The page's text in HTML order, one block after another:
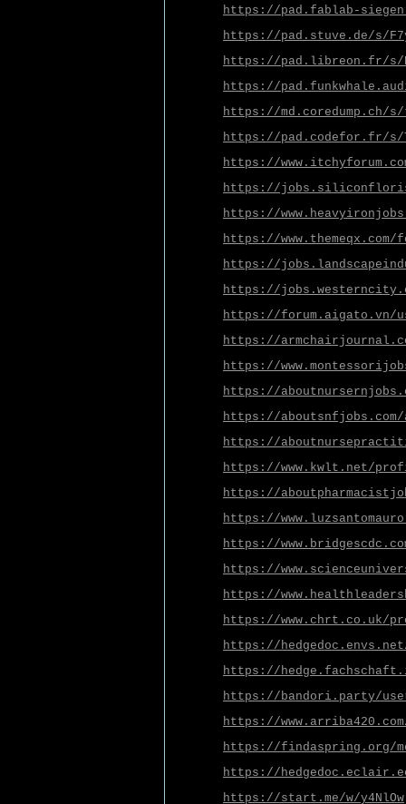
https://pad.fablab-
https://pad.stuve.de/s/
https://pad.libreon.fr/s/
https://
https://md.coredump.ch/s/
https://pad.codefor.fr/s/
https://
https://
https://
https://
https://
https://
https://forum.aigato.vn/
https://
https://
https://
https://
https://
https://www.kwlt.net/
https://
https://
https://
https://
https://
https://www.chrt.co.uk/
https://
https://
https://bandori.party/
https://
https://findaspring.org/
https://
https://start.me/w/y4NlOw